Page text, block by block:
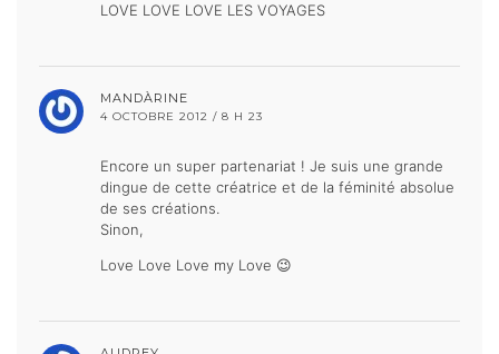
LOVE LOVE LOVE LES VOYAGES
MANDÀRINE
4 OCTOBRE 2012 / 8 H 23
Encore un super partenariat ! Je suis une grande
dingue de cette créatrice et de la féminité absolue
de ses créations.
Sinon,
Love Love Love my Love 😉